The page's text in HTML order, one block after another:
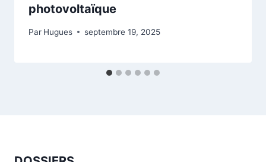
photovoltaïque
Par Hugues septembre 19, 2025